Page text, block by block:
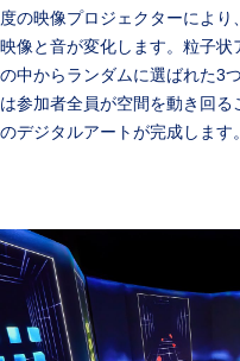
度の映像プロジェクターによ
映像と音が変化します。粒子
の中からランダムに選ばれた3
は参加者全員が空間を動き回
のデジタルアートが完成します。